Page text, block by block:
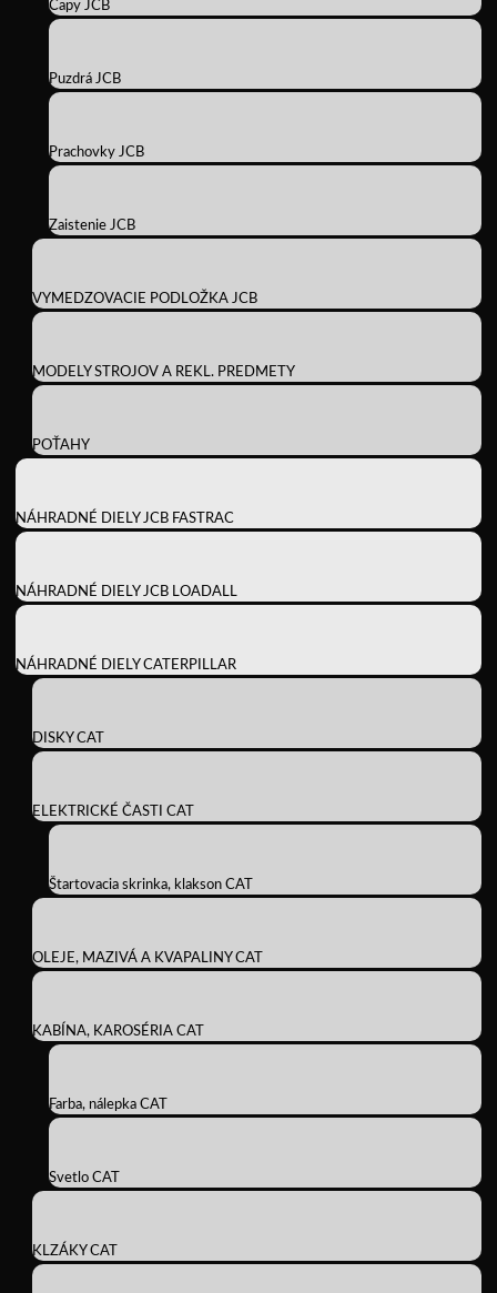
Čapy JCB
Puzdrá JCB
Prachovky JCB
Zaistenie JCB
VYMEDZOVACIE PODLOŽKA JCB
MODELY STROJOV A REKL. PREDMETY
POŤAHY
NÁHRADNÉ DIELY JCB FASTRAC
NÁHRADNÉ DIELY JCB LOADALL
NÁHRADNÉ DIELY CATERPILLAR
DISKY CAT
ELEKTRICKÉ ČASTI CAT
Štartovacia skrinka, klakson CAT
OLEJE, MAZIVÁ A KVAPALINY CAT
KABÍNA, KAROSÉRIA CAT
Farba, nálepka CAT
Svetlo CAT
KLZÁKY CAT